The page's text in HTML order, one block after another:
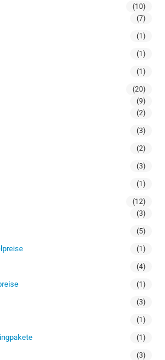
(10)
(7)
(1)
(1)
(1)
(20)
(9)
(2)
(3)
(2)
(3)
(1)
(12)
(3)
(5)
(1)
(4)
(1)
(3)
(1)
(1)
(3)